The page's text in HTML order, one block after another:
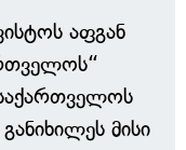
აფგან
მისი